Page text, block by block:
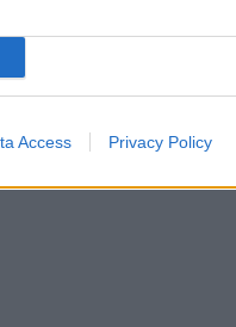
Access Privacy Policy
να φράξουμε μαζί το
πολυχώρο